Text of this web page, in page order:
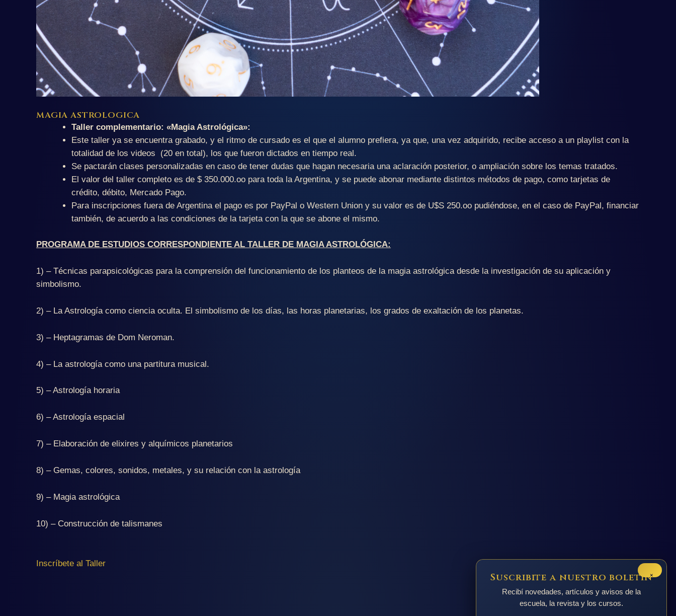
MAGIA ASTROLOGICA
Taller complementario: «Magia Astrológica»:
Este taller ya se encuentra grabado, y el ritmo de cursado es el que el alumno prefiera, ya que, una vez adquirido, recibe acceso a un playlist con la
totalidad de los videos (20 en total), los que fueron dictados en tiempo real.
Se pactarán clases personalizadas en caso de tener dudas que hagan necesaria una aclaración posterior, o ampliación sobre los temas tratados.
El valor del taller completo es de $ 350.000.oo para toda la Argentina, y se puede abonar mediante distintos métodos de pago, como tarjetas de
crédito, débito, Mercado Pago.
Para inscripciones fuera de Argentina el pago es por PayPal o Western Union y su valor es de U$S 250.oo pudiéndose, en el caso de PayPal, financiar
también, de acuerdo a las condiciones de la tarjeta con la que se abone el mismo.
PROGRAMA DE ESTUDIOS CORRESPONDIENTE AL TALLER DE MAGIA ASTROLÓGICA:
1) – Técnicas parapsicológicas para la comprensión del funcionamiento de los planteos de la magia astrológica desde la investigación de su aplicación y
simbolismo.
2) – La Astrología como ciencia oculta. El simbolismo de los días, las horas planetarias, los grados de exaltación de los planetas.
3) – Heptagramas de Dom Neroman.
4) – La astrología como una partitura musical.
5) – Astrología horaria
6) – Astrología espacial
7) – Elaboración de elixires y alquímicos planetarios
8) – Gemas, colores, sonidos, metales, y su relación con la astrología
9) – Magia astrológica
10) – Construcción de talismanes
Inscríbete al Taller
×
Suscribite a nuestro boletín
Recibí novedades, artículos y avisos de la
escuela, la revista y los cursos.